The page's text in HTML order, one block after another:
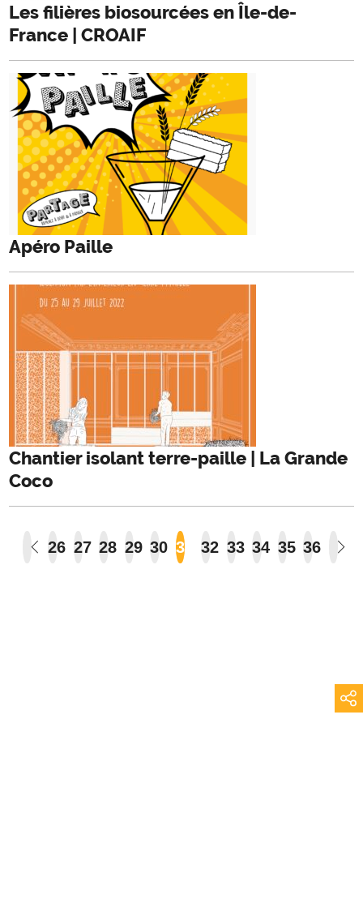
Les filières biosourcées en Île-de-
France | CROAIF
Apéro Paille
Chantier isolant terre-paille | La Grande
Coco
26 27 28 29 30 31 32 33 34 35 36